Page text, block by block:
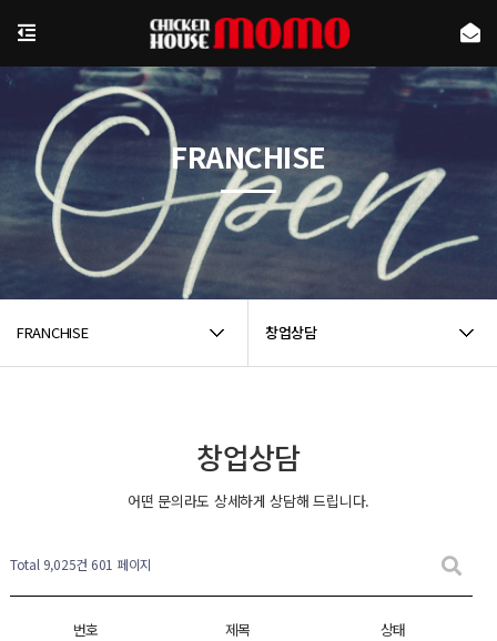
FRANCHISE 창업상담
FRANCHISE
창업상담
어떤 문의라도 상세하게 상담해 드립니다.
Total 9,025건 601 페이지
번호 제목 상태